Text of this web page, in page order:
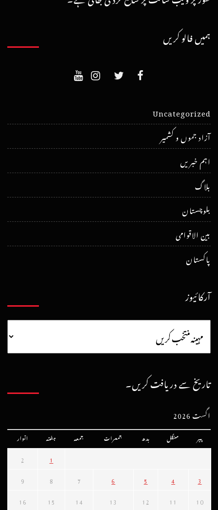
ہمیں فالو کریں
Uncategorized
آزاد جموں و کشمیر
اہم خبریں
بلاگ
بلوچستان
بین الاقوامی
پاکستان
آرکائیوز
تاریخ سے دریافت کریں۔
اگست 2026
پیر منگل بدھ جمعرات جمعہ ہفتہ اتوار
1
2
3
4
5
6
7
8
9
10
11
12
13
14
15
16